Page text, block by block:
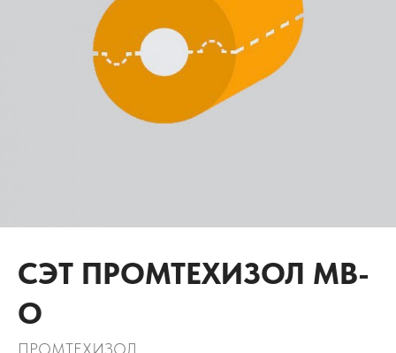
СЭТ ПРОМТЕХИЗОЛ МВ-
О
ПРОМТЕХИЗОЛ